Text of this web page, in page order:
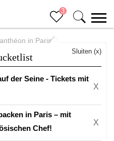
3
Sluiten (x)
der Seine - Tickets mit
X
in Paris – mit
Chef!
X
in Paris
sich nicht entgehen